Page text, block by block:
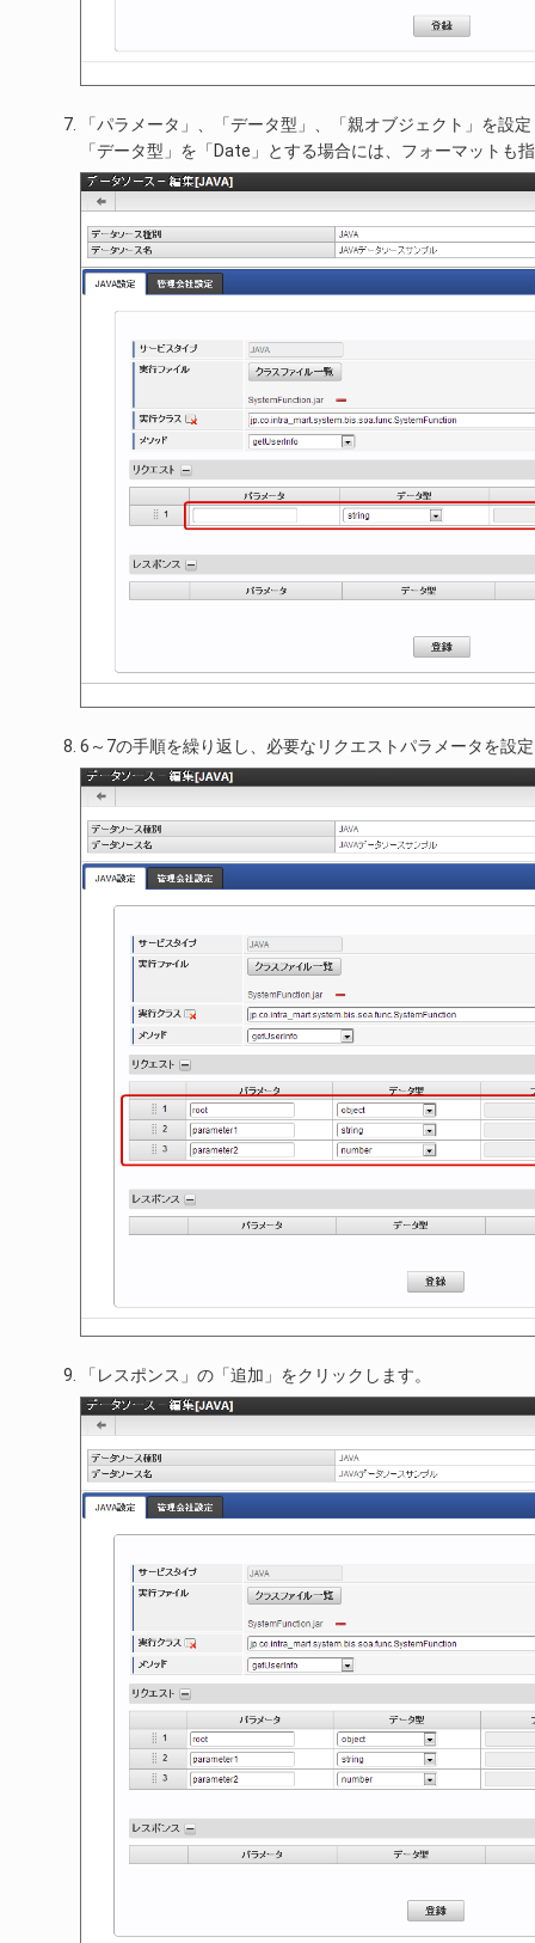
「パラメータ」、「データ型」、「親オブジェクト」を設
「データ型」を「Date」とする場合には、フォーマットも
6～7の手順を繰り返し、必要なリクエストパラメータを設
「レスポンス」の「追加」をクリックします。